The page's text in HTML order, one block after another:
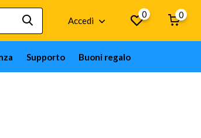
Accedi
0 0
Supporto Buoni regalo